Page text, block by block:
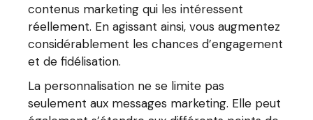
contenus marketing qui les intéressent
réellement. En agissant ainsi, vous augmentez
considérablement les chances d’engagement
et de fidélisation.
La personnalisation ne se limite pas
seulement aux messages marketing. Elle peut